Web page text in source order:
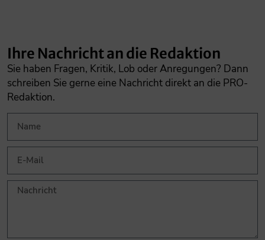
Ihre Nachricht an die Redaktion
Sie haben Fragen, Kritik, Lob oder Anregungen? Dann
schreiben Sie gerne eine Nachricht direkt an die PRO-
Redaktion.